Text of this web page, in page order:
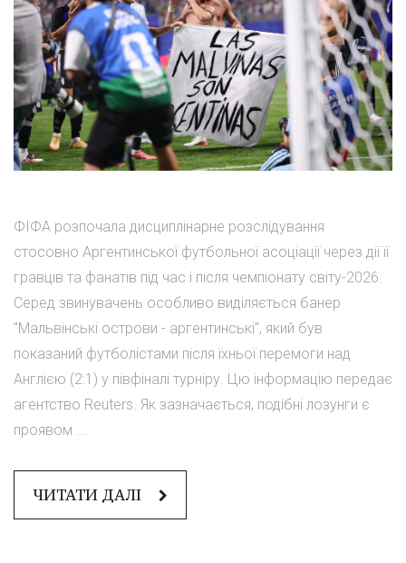
ФІФА розпочала дисциплінарне розслідування
стосовно Аргентинської футбольної асоціації через дії її
гравців та фанатів під час і після чемпіонату світу-2026.
Серед звинувачень особливо виділяється банер
"Мальвінські острови - аргентинські", який був
показаний футболістами після їхньої перемоги над
Англією (2:1) у півфіналі турніру. Цю інформацію передає
агентство Reuters. Як зазначається, подібні лозунги є
проявом ...
ЧИТАТИ ДАЛІ